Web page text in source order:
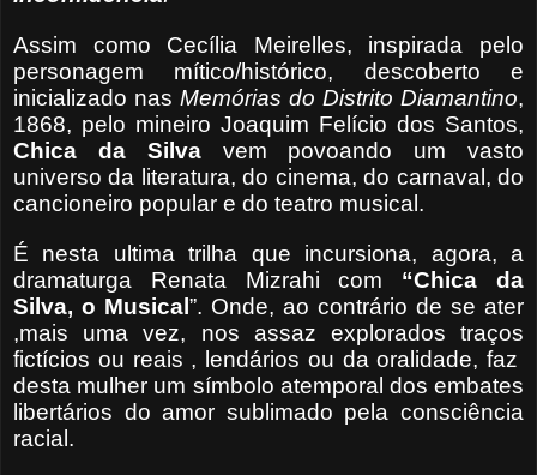
Assim como Cecília Meirelles, inspirada pelo
personagem mítico/histórico, descoberto e
inicializado nas Memórias do Distrito Diamantino,
1868, pelo mineiro Joaquim Felício dos Santos,
Chica da Silvavem povoando um vasto
universo da literatura, do cinema, do carnaval, do
cancioneiro popular e do teatro musical.
É nesta ultima trilha que incursiona, agora, a
dramaturga Renata Mizrahi com “Chica da
Silva, o Musical ”. Onde, ao contrário de se ater
,mais uma vez, nos assaz explorados traços
fictícios ou reais , lendários ou da oralidade, faz
desta mulher um símbolo atemporal dos embates
libertários do amor sublimado pela consciência
racial.